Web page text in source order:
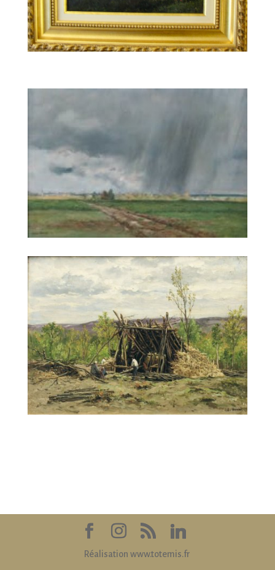
Réalisation www.totemis.fr